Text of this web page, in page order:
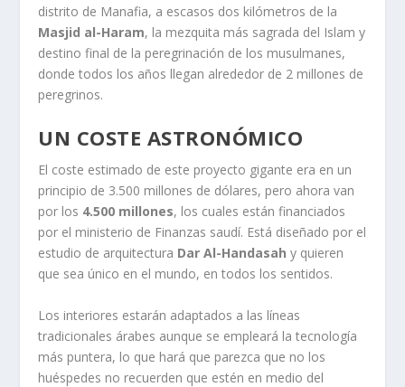
distrito de Manafia, a escasos dos kilómetros de la
Masjid al-Haram, la mezquita más sagrada del Islam y
destino final de la peregrinación de los musulmanes,
donde todos los años llegan alrededor de 2 millones de
peregrinos.
UN COSTE ASTRONÓMICO
El coste estimado de este proyecto gigante era en un
principio de 3.500 millones de dólares, pero ahora van
por los 4.500 millones, los cuales están financiados
por el ministerio de Finanzas saudí. Está diseñado por el
estudio de arquitectura Dar Al-Handasah y quieren
que sea único en el mundo, en todos los sentidos.
Los interiores estarán adaptados a las líneas
tradicionales árabes aunque se empleará la tecnología
más puntera, lo que hará que parezca que no los
huéspedes no recuerden que estén en medio del